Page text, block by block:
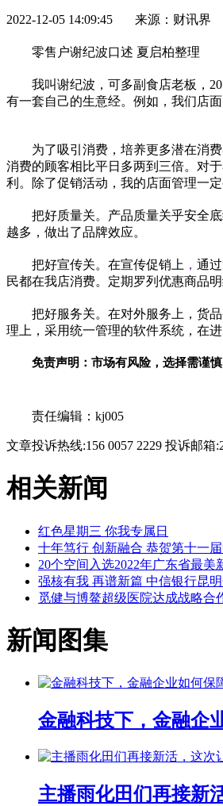
2022-12-05 14:09:45 来源：财讯界
零售户谢纪波口述 夏启柏整理
我叫谢纪波，可多副食店老板，
有一套自己的生意经。例如，我们店
为了吸引消费，培养更多潜在消
消费的顾客相比平日多两到三倍。对
利。除了促销活动，我的店面管理一定
把好质量关。产品质量关乎安全
越多，做出了品牌效应。
把好宣传关。在宣传促销上 ， 通
民都在我店消费。定期罗列优惠商品
把好服务关。在对外服务上，货
理上，采用统一管理的软件系统，在
免责声明：市场有风险，选择需谨
责任编辑：kj005
文章投诉热线:156 0057 2229 投诉邮箱
相关新闻
红色星期三 你我专属日
十年笃行 创新融合 恭贺第十一
20个空间入选2022年广东省最美
强核有我 再谱新篇 中信银行昆
觅健与博鳌超级医院达成战略合
新闻图集
金融科技下，金融企
主播雨化田们再接新